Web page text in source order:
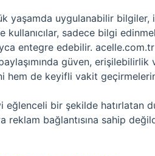
yaşamda uygulanabilir
kullanıcılar, sadece bilgi
entegre edebilir.
güven, erişilebilirlik
hem de keyifli vakit
eğlenceli bir şekilde hatırlatan
bağlantısına sahip